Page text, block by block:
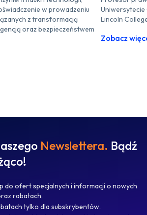
w prowadzeniu
z transformacją
oraz bezpieczeństwem
Lincoln
Zobacz
Newslettera. Bądź
do ofert specjalnych i informacji o nowych
rabatach.
tylko dla subskrybentów.